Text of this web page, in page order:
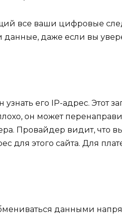
все ваши цифровые
данные, даже если вы
его IP-адрес. Этот
он может
Провайдер видит, что
для этого сайта. Для
данными